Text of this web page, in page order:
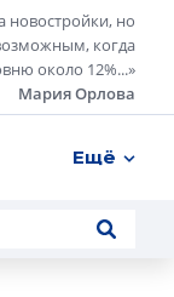
новостройки, но
когда
около 12%...»
Мария Орлова
Ещё